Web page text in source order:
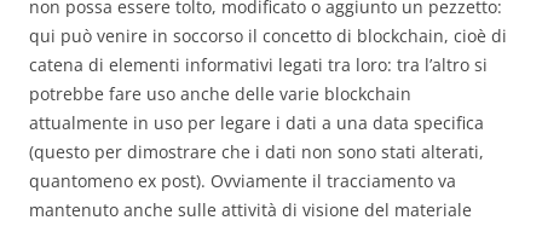
non possa essere tolto, modificato o aggiunto un pezzetto:
qui può venire in soccorso il concetto di blockchain, cioè di
catena di elementi informativi legati tra loro: tra l’altro si
potrebbe fare uso anche delle varie blockchain
attualmente in uso per legare i dati a una data specifica
(questo per dimostrare che i dati non sono stati alterati,
quantomeno ex post). Ovviamente il tracciamento va
mantenuto anche sulle attività di visione del materiale